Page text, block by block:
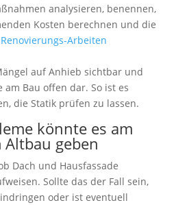
analysieren, benennen,
Kosten berechnen und die
Renovierungs-Arbeiten
auf Anhieb sichtbar und
am Bau offen dar. So ist es
die Statik prüfen zu lassen.
könnte es am
geben
Dach und Hausfassade
Sollte das der Fall sein,
oder ist eventuell